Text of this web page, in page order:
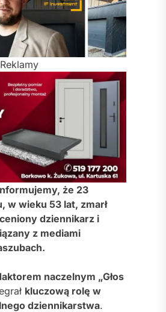
Reklamy
że 23
w wieku 53 lat, zmarł
dziennikarz i
z mediami
naczelnym „Głos
kluczową rolę w
dziennikarstwa.